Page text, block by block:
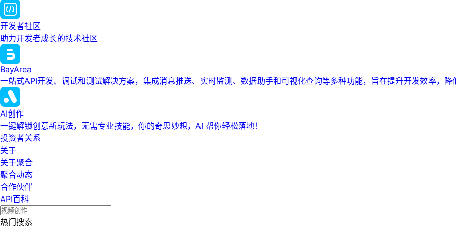
开发者社区
助力开发者成长的技术社区
BayArea
一站式API开发、调试和测试解决方案，集成消息推送、实时监测、数据助手和可视化查询等多种功能，旨在提升开发效率，降
AI创作
一键解锁创意新玩法，无需专业技能，你的奇思妙想，AI 帮你轻松落地！
投资者关系
关于
关于聚合
聚合动态
合作伙伴
API百科
热门搜索